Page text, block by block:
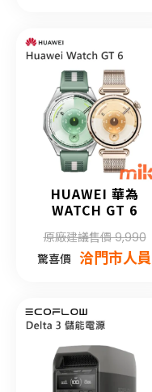
HUAWEI 華為
WATCH GT 6
原廠建議售價 9,990
驚喜價 洽門市人員